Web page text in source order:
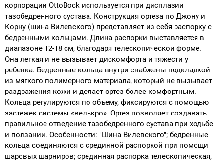
корпорации OttoBock используется при дисплазии
тазобедренного сустава. Конструкция ортеза по Джону и
Корну (шина Вилевского) представляет из себя распорку с
бедренными кольцами. Длина распорки выставляется в
диапазоне 12-18 см, благодаря телескопической форме.
Она легкая и не вызывает дискомфорта и тяжести у
ребенка. Бедренные кольца внутри снабжены подкладкой
из мягкого полимерного материала, который не вызывает
раздражения кожи и делает ортез более комфортным.
Кольца регулируются по объему, фиксируются с помощью
застежек системы «велькро». Ортез позволяет создавать
правильное отведение тазобедренного сустава при ходьбе
и ползании. Особенности: "Шина Вилевского"; бедренные
кольца соединяются с срединной распоркой при помощи
шаровых шарниров; срединная распорка телескопическая,